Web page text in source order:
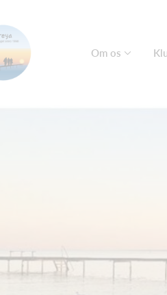
Om os